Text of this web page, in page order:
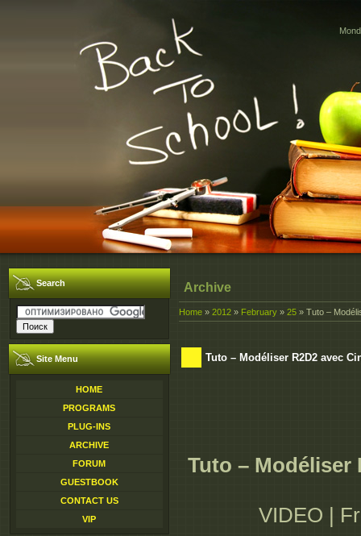
Search
Site Menu
HOME
PROGRAMS
PLUG-INS
ARCHIVE
FORUM
GUESTBOOK
CONTACT US
VIP
Archive
Home » 2012 » February » 25 » Tuto –
Tuto – Modéliser R2D2 avec
Tuto – Modéliser
VIDEO |